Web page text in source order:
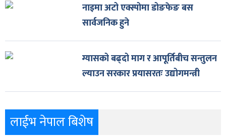
नाइमा अटो एक्स्पोमा डोङफेङ बस
सार्वजनिक हुने
ग्यासको बढ्दो माग र आपूर्तिबीच सन्तुलन
ल्याउन सरकार प्रयासरतः उद्योगमन्त्री
लाईभ नेपाल बिशेष